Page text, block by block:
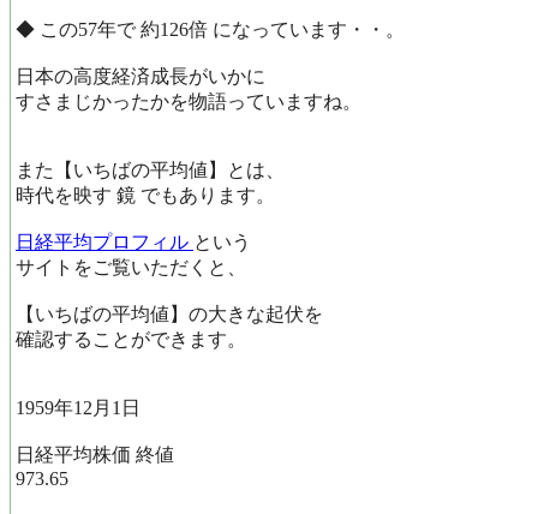
◆ この57年で 約126倍 になっています・・。
日本の高度経済成長がいかに
すさまじかったかを物語っていますね。
また【いちばの平均値】とは、
時代を映す 鏡 でもあります。
日経平均プロフィル という
サイトをご覧いただくと、
【いちばの平均値】の大きな起伏を
確認することができます。
1959年12月1日
日経平均株価 終値
973.65